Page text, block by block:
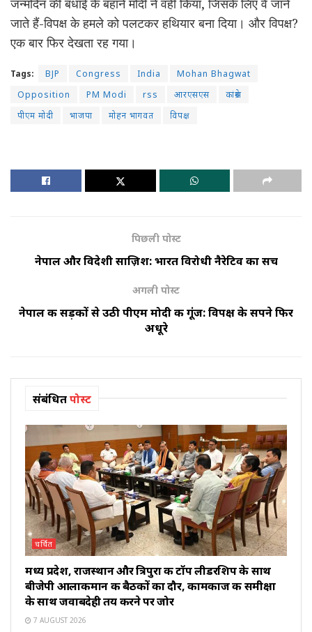
जन्मदिन की बधाई के बहाने मोदी ने वही किया, जिसके लिए वे जाने
जाते हैं-विपक्ष के हमले को पलटकर हथियार बना दिया। और विपक्ष?
एक बार फिर देखता रह गया।
Tags: BJP Congress India
Mohan Bhagwat
Opposition
PM Modi rss आरएसएस
कांग्रेस
पीएम मोदी
भाजपा मोहन भागवत विपक्ष
पिछली पोस्ट
नेपाल और विदेशी साज़िश: भारत विरोधी नैरेटिव का सच
अगली पोस्ट
नेपाल की सड़कों से उठी पीएम मोदी की गूंज: विपक्ष के सपने फिर
अधूरे
संबंधितपोस्ट
चर्चित
मध्य प्रदेश, राजस्थान और त्रिपुरा की टॉप लीडरशिप के साथ
बीजेपी आलाकमान की बैठकों का दौर, कामकाज की समीक्षा
के साथ जवाबदेही तय करने पर जोर
7 AUGUST 2026